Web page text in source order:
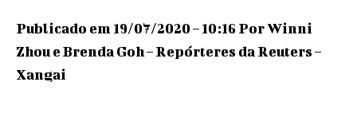
Publicado em 19/07/2020 – 10:16 Por Winni
Zhou e Brenda Goh – Repórteres da Reuters –
Xangai